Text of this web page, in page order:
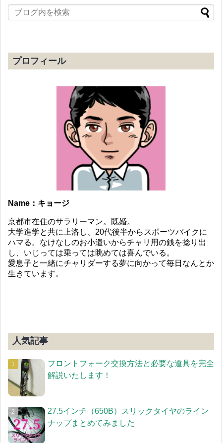
プロフィール
Name：キョージ
京都市在住のサラリーマン。既婚。
大学進学と共に上洛し、20代後半からスポーツバイクに
ハマる。なけなしのお小遣いからチャリ用の銭を捻り出
し、いじっては乗っては眺めては喜んでいる。
愛息子と一緒にチャリダーする夢に向かって毎日なんとか
生きています。
人気記事
フロントフォーク交換方法と必要な道具を完全
解説いたします！
27.5インチ（650B）スリックタイヤのライン
ナップまとめてみました